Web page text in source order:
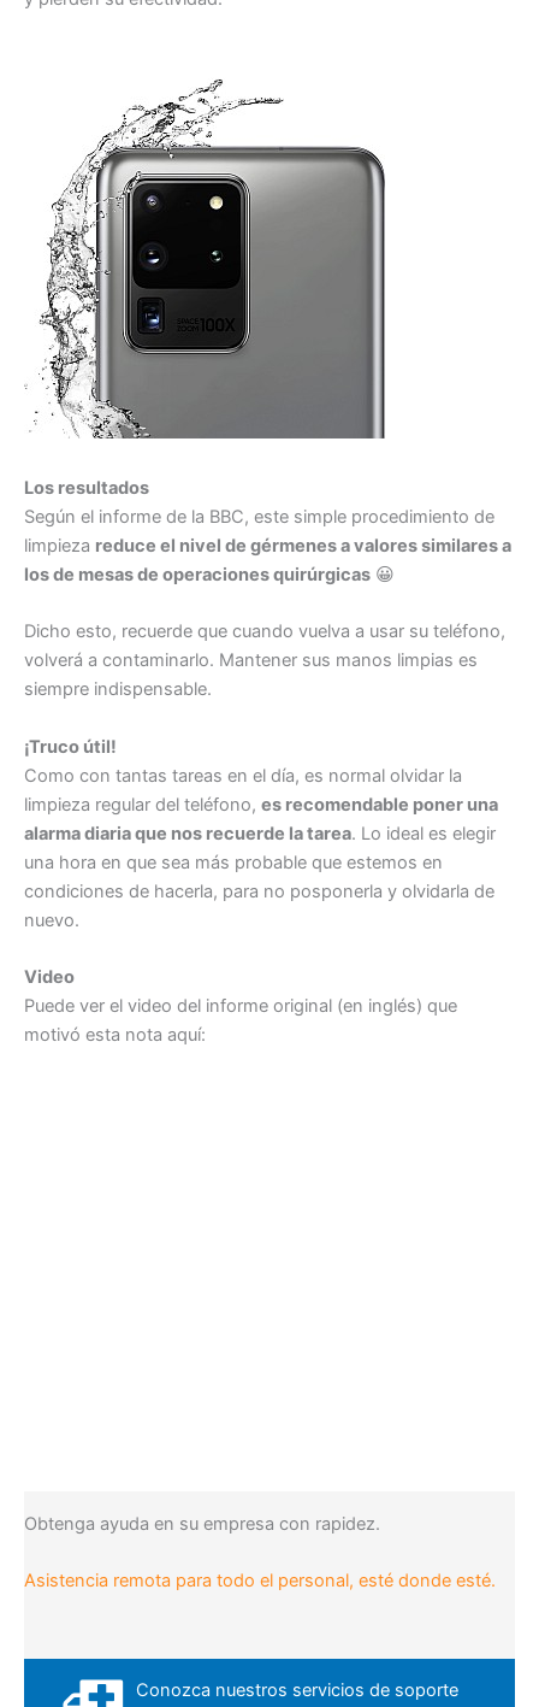
Los resultados
Según el informe de la BBC, este simple procedimiento de
limpieza reduce el nivel de gérmenes a valores similares a
los de mesas de operaciones quirúrgicas 😀
Dicho esto, recuerde que cuando vuelva a usar su teléfono,
volverá a contaminarlo. Mantener sus manos limpias es
siempre indispensable.
¡Truco útil!
Como con tantas tareas en el día, es normal olvidar la
limpieza regular del teléfono, es recomendable poner una
alarma diaria que nos recuerde la tarea. Lo ideal es elegir
una hora en que sea más probable que estemos en
condiciones de hacerla, para no posponerla y olvidarla de
nuevo.
Video
Puede ver el video del informe original (en inglés) que
motivó esta nota aquí:
Obtenga ayuda en su empresa con rapidez.
Asistencia remota para todo el personal, esté donde esté.
Conozca nuestros servicios de soporte